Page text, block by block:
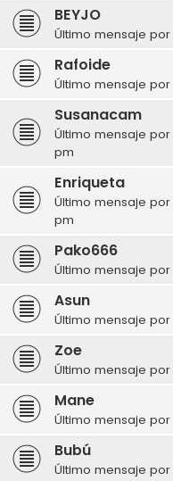
BEYJO
Último mensaje por
Rafoide
Último mensaje por
Susanacam
Último mensaje por
pm
Enriqueta
Último mensaje por
pm
Pako666
Último mensaje por
Asun
Último mensaje por
Zoe
Último mensaje por
Mane
Último mensaje por
Bubú
Último mensaje por